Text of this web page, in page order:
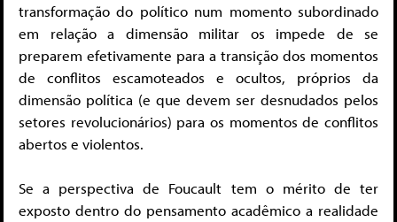
transformação do político num momento subordinado
em relação a dimensão militar os impede de se
preparem efetivamente para a transição dos momentos
de conflitos escamoteados e ocultos, próprios da
dimensão política (e que devem ser desnudados pelos
setores revolucionários) para os momentos de conflitos
abertos e violentos.
Se a perspectiva de Foucault tem o mérito de ter
exposto dentro do pensamento acadêmico a realidade